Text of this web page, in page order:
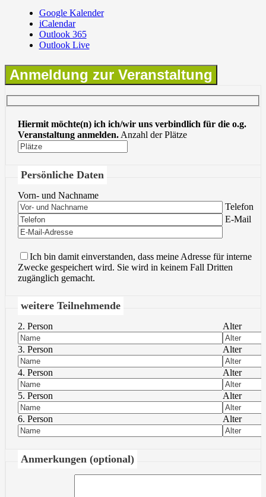
Google Kalender
iCalendar
Outlook 365
Outlook Live
Anmeldung zur Veranstaltung
Hiermit möchte(n) ich ich/wir uns verbindlich für die o.g.
Veranstaltung anmelden. Anzahl der Plätze
Persönliche Daten
Vorn- und Nachname
Bitte lasse
Telefon
Bitte lasse
E-Mail
Ich bin damit einverstanden, dass meine Adresse für interne
Zwecke gespeichert wird. Sie wird in keinem Fall Dritten
zugänglich gemacht.
weitere Teilnehmende
2. Person Alter
3. Person Alter
4. Person Alter
5. Person Alter
6. Person Alter
Anmerkungen (optional)